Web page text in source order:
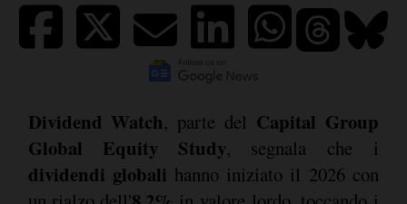
Dividend Watch, parte del Capital Group
Global Equity Study, segnala che i
dividendi globali hanno iniziato il 2026 con